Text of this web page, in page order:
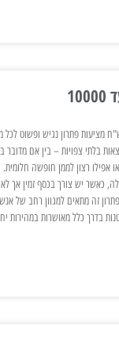
קטנות עד 10,000 ש"ח מציעות פתרון נגיש
בלתי צפויות – בין אם מדובר
אפילו רצון לממן חופשה חלומית.
כאשר יש צורך בכסף זמין אך לא
פתרון זה מתאים למגוון רחב של
בדרך כלל מאושרות במהירות